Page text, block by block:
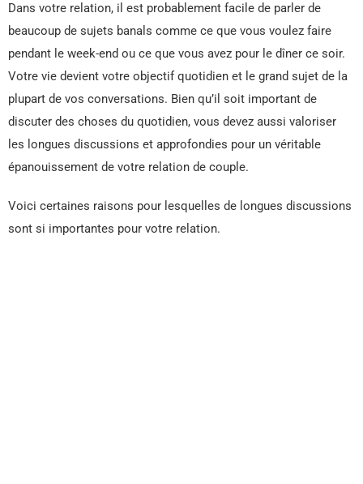
Dans votre relation, il est probablement facile de parler de
beaucoup de sujets banals comme ce que vous voulez faire
pendant le week-end ou ce que vous avez pour le dîner ce soir.
Votre vie devient votre objectif quotidien et le grand sujet de la
plupart de vos conversations. Bien qu’il soit important de
discuter des choses du quotidien, vous devez aussi valoriser
les longues discussions et approfondies pour un véritable
épanouissement de votre relation de couple.
Voici certaines raisons pour lesquelles de longues discussions
sont si importantes pour votre relation.